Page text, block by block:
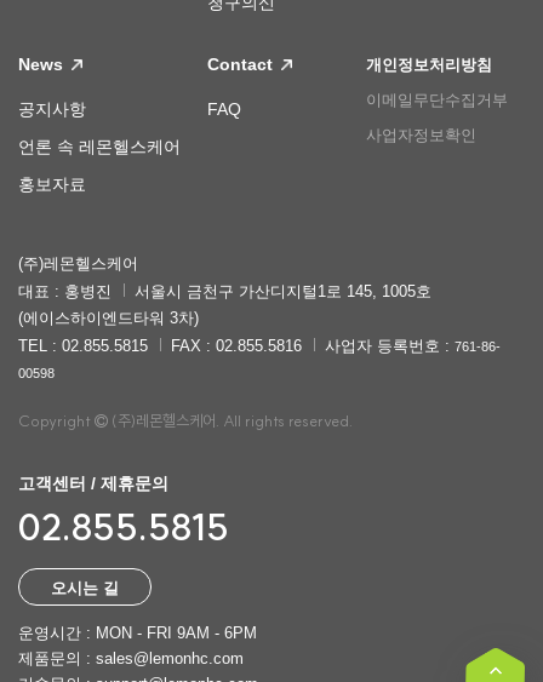
News
공지사항
언론 속 레몬헬스케어
홍보자료
Contact
FAQ
개인정보처리방침
이메일무단수집거부
사업자정보확인
(주)레몬헬스케어
대표 : 홍병진
서울시 금천구 가산디지털1로 145, 1005호
(에이스하이엔드타워 3차)
TEL : 02.855.5815
FAX : 02.855.5816 사업자 등록번호 : 761-86-
00598
Copyright (주)레몬헬스케어. All rights reserved.
고객센터 / 제휴문의
02.855.5815
오시는 길
운영시간 : MON - FRI 9AM - 6PM
제품문의 : sales@lemonhc.com